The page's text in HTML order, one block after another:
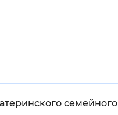
семейного